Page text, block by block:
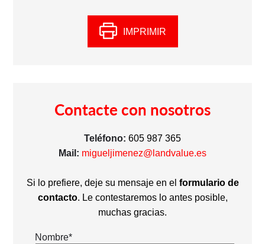
IMPRIMIR
Contacte con nosotros
Teléfono: 605 987 365
Mail: migueljimenez@landvalue.es
Si lo prefiere, deje su mensaje en el formulario de
contacto. Le contestaremos lo antes posible,
muchas gracias.
Nombre*